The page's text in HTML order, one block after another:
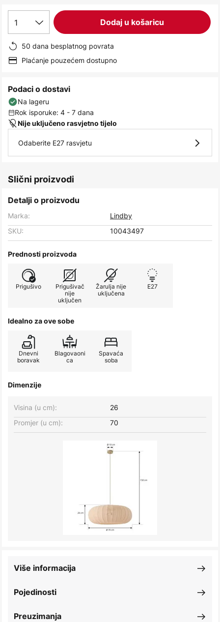
1 Dodaj u košaricu
50 dana besplatnog povrata
Plaćanje pouzećem dostupno
Podaci o dostavi
Na lageru
Rok isporuke: 4 - 7 dana
Nije uključeno rasvjetno tijelo
Odaberite E27 rasvjetu
Slični proizvodi
Detalji o proizvodu
Marka:
Lindby
SKU:
10043497
Prednosti proizvoda
Prigušivo
Prigušivač
nije
uključen
Žarulja nije
uključena
E27
Idealno za ove sobe
Dnevni
boravak
Blagovaoni
ca
Spavaća
soba
Dimenzije
Visina (u cm):
26
Promjer (u cm):
70
Pojedinosti
Više informacija
Preuzimanja